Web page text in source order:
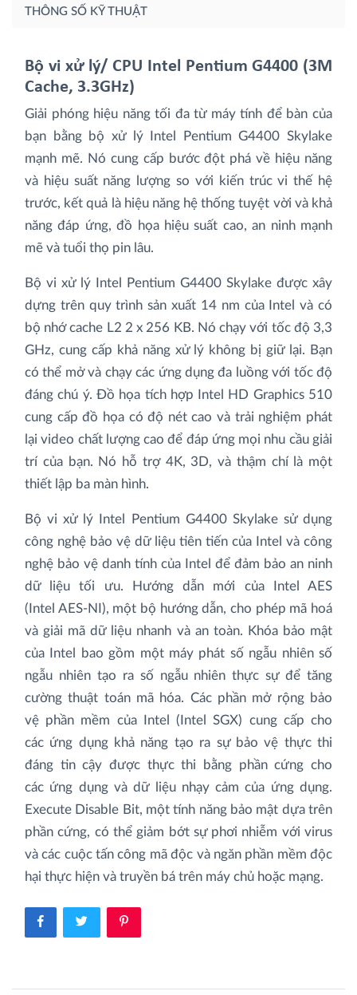
THÔNG SỐ KỸ THUẬT
Bộ vi xử lý/ CPU Intel Pentium G4400 (3M
Cache, 3.3GHz)
Giải phóng hiệu năng tối đa từ máy tính để bàn của
bạn bằng bộ xử lý Intel Pentium G4400 Skylake
mạnh mẽ. Nó cung cấp bước đột phá về hiệu năng
và hiệu suất năng lượng so với kiến trúc vi thế hệ
trước, kết quả là hiệu năng hệ thống tuyệt vời và khả
năng đáp ứng, đồ họa hiệu suất cao, an ninh mạnh
mẽ và tuổi thọ pin lâu.
Bộ vi xử lý Intel Pentium G4400 Skylake được xây
dựng trên quy trình sản xuất 14 nm của Intel và có
bộ nhớ cache L2 2 x 256 KB. Nó chạy với tốc độ 3,3
GHz, cung cấp khả năng xử lý không bị giữ lại. Bạn
có thể mở và chạy các ứng dụng đa luồng với tốc độ
đáng chú ý. Đồ họa tích hợp Intel HD Graphics 510
cung cấp đồ họa có độ nét cao và trải nghiệm phát
lại video chất lượng cao để đáp ứng mọi nhu cầu giải
trí của bạn. Nó hỗ trợ 4K, 3D, và thậm chí là một
thiết lập ba màn hình.
Bộ vi xử lý Intel Pentium G4400 Skylake sử dụng
công nghệ bảo vệ dữ liệu tiên tiến của Intel và công
nghệ bảo vệ danh tính của Intel để đảm bảo an ninh
dữ liệu tối ưu. Hướng dẫn mới của Intel AES
(Intel AES-NI), một bộ hướng dẫn, cho phép mã hoá
và giải mã dữ liệu nhanh và an toàn. Khóa bảo mật
của Intel bao gồm một máy phát số ngẫu nhiên số
ngẫu nhiên tạo ra số ngẫu nhiên thực sự để tăng
cường thuật toán mã hóa. Các phần mở rộng bảo
vệ phần mềm của Intel (Intel SGX) cung cấp cho
các ứng dụng khả năng tạo ra sự bảo vệ thực thi
đáng tin cậy được thực thi bằng phần cứng cho
các ứng dụng và dữ liệu nhạy cảm của ứng dụng.
Execute Disable Bit, một tính năng bảo mật dựa trên
phần cứng, có thể giảm bớt sự phơi nhiễm với virus
và các cuộc tấn công mã độc và ngăn phần mềm độc
hại thực hiện và truyền bá trên máy chủ hoặc mạng.